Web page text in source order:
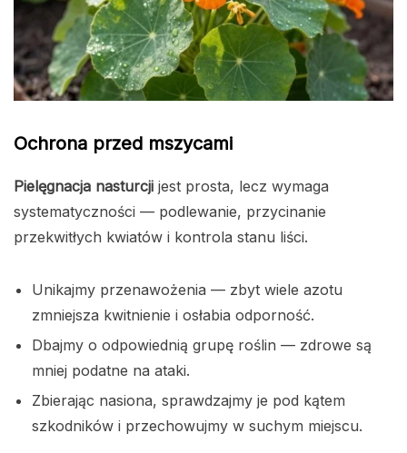
Ochrona przed mszycami
Pielęgnacja nasturcji jest prosta, lecz wymaga
systematyczności — podlewanie, przycinanie
przekwitłych kwiatów i kontrola stanu liści.
Unikajmy przenawożenia — zbyt wiele azotu
zmniejsza kwitnienie i osłabia odporność.
Dbajmy o odpowiednią grupę roślin — zdrowe są
mniej podatne na ataki.
Zbierając nasiona, sprawdzajmy je pod kątem
szkodników i przechowujmy w suchym miejscu.